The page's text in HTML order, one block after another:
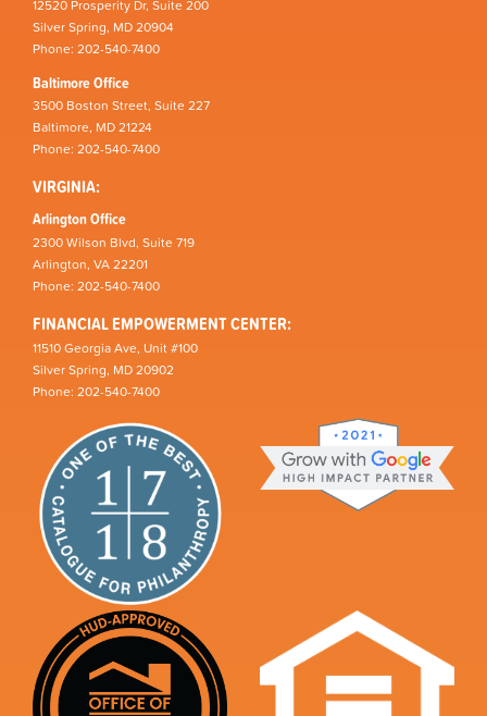
12520 Prosperity Dr, Suite 200
Silver Spring, MD 20904
Phone: 202-540-7400
Baltimore Office
3500 Boston Street, Suite 227
Baltimore, MD 21224
Phone: 202-540-7400
VIRGINIA:
Arlington Office
2300 Wilson Blvd, Suite 719
Arlington, VA 22201
Phone: 202-540-7400
FINANCIAL EMPOWERMENT CENTER:
11510 Georgia Ave, Unit #100
Silver Spring, MD 20902
Phone: 202-540-7400